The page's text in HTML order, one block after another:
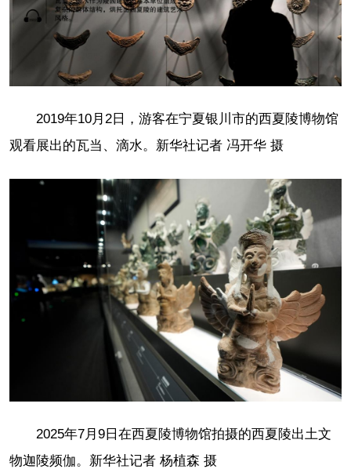
2019年10月2日，游客在宁夏银川市的西夏陵博物馆
观看展出的瓦当、滴水。新华社记者 冯开华 摄
2025年7月9日在西夏陵博物馆拍摄的西夏陵出土文
物迦陵频伽。新华社记者 杨植森 摄